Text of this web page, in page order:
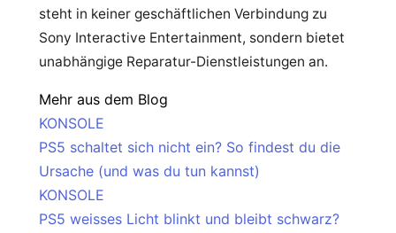
steht in keiner geschäftlichen Verbindung zu
Sony Interactive Entertainment, sondern bietet
unabhängige Reparatur-Dienstleistungen an.
Mehr aus dem Blog
KONSOLE
PS5 schaltet sich nicht ein? So findest du die
Ursache (und was du tun kannst)
KONSOLE
PS5 weisses Licht blinkt und bleibt schwarz?